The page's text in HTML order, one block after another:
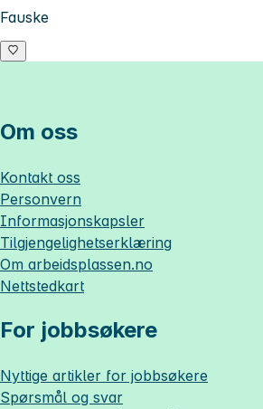
Fauske
Om oss
Kontakt oss
Personvern
Informasjonskapsler
Tilgjengelighetserklæring
Om arbeidsplassen.no
Nettstedkart
For jobbsøkere
Nyttige artikler for jobbsøkere
Spørsmål og svar